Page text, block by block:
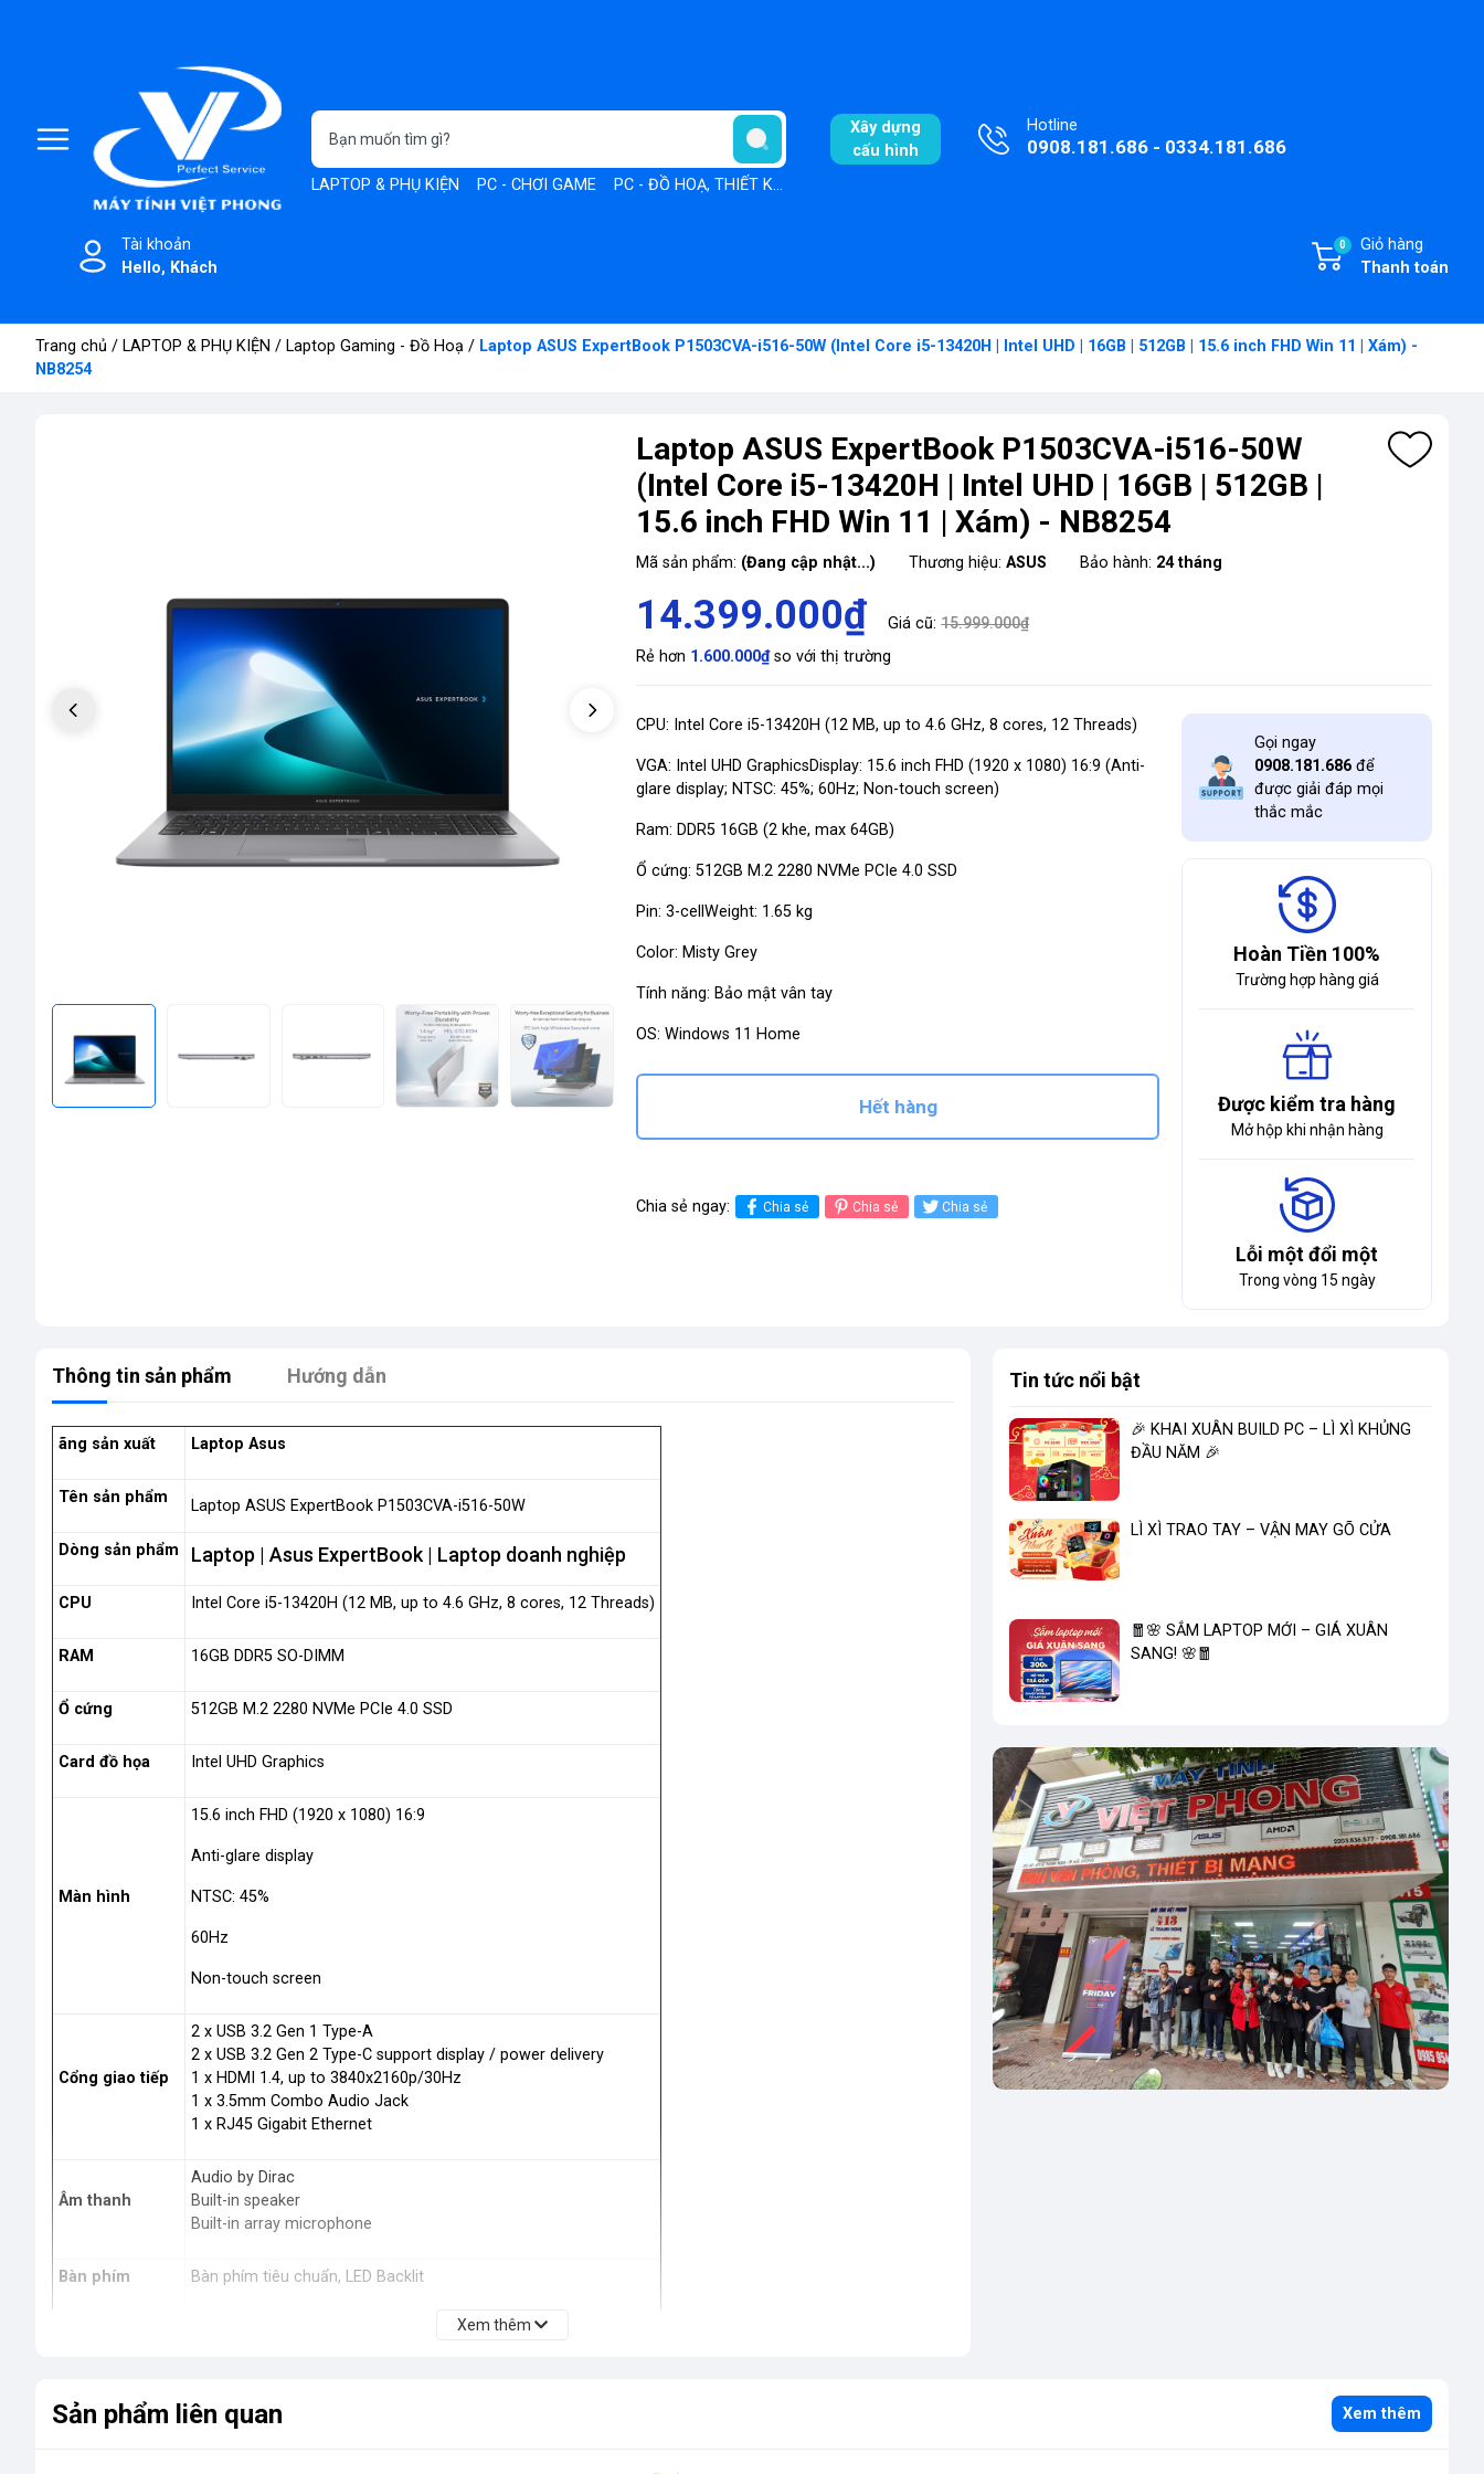
LAPTOP & PHỤ KIỆN PC - CHƠI GAME PC - ĐỒ HOẠ, THIẾT KẾ
Xây dựng
cấu hình
Hotline
0908.181.686 - 0334.181.686
Tài khoản
Hello, Khách
Giỏ hàng
Thanh toán
0
Trang chủ / LAPTOP & PHỤ KIỆN / Laptop Gaming - Đồ Hoạ / Laptop ASUS ExpertBook P1503CVA-i516-50W (Intel Core i5-13420H | Intel UHD | 16GB | 512GB | 15.6 inch FHD Win 11 | Xám) -
NB8254
Laptop ASUS ExpertBook P1503CVA-i516-50W
(Intel Core i5-13420H | Intel UHD | 16GB | 512GB |
15.6 inch FHD Win 11 | Xám) - NB8254
Mã sản phẩm: (Đang cập nhật...) Thương hiệu:ASUS Bảo hành: 24 tháng
14.399.000₫ Giá cũ:15.999.000₫
Rẻ hơn 1.600.000₫so với thị trường
CPU: Intel Core i5-13420H (12 MB, up to 4.6 GHz, 8 cores, 12 Threads)
VGA: Intel UHD GraphicsDisplay: 15.6 inch FHD (1920 x 1080) 16:9 (Anti-
glare display; NTSC: 45%; 60Hz; Non-touch screen)
Ram: DDR5 16GB (2 khe, max 64GB)
Ổ cứng: 512GB M.2 2280 NVMe PCIe 4.0 SSD
Pin: 3-cellWeight: 1.65 kg
Color: Misty Grey
Tính năng: Bảo mật vân tay
OS: Windows 11 Home
Hết hàng
Chia sẻ ngay: Chia sẻ Chia sẻ Chia sẻ
Gọi ngay
0908.181.686 để
được giải đáp mọi
thắc mắc
Hoàn Tiền 100%
Trường hợp hàng giá
Được kiểm tra hàng
Mở hộp khi nhận hàng
Lỗi một đổi một
Trong vòng 15 ngày
Thông tin sản phẩm Hướng dẫn
ãng sản xuất Laptop Asus
Tên sản phẩm Laptop ASUS ExpertBook P1503CVA-i516-50W
Dòng sản phẩm Laptop | Asus ExpertBook | Laptop doanh nghiệp
CPU Intel Core i5-13420H (12 MB, up to 4.6 GHz, 8 cores, 12 Threads)
RAM 16GB DDR5 SO-DIMM
Ổ cứng 512GB M.2 2280 NVMe PCIe 4.0 SSD
Card đồ họa Intel UHD Graphics
Màn hình
15.6 inch FHD (1920 x 1080) 16:9
Anti-glare display
NTSC: 45%
60Hz
Non-touch screen
Cổng giao tiếp
2 x USB 3.2 Gen 1 Type-A
2 x USB 3.2 Gen 2 Type-C support display / power delivery
1 x HDMI 1.4, up to 3840x2160p/30Hz
1 x 3.5mm Combo Audio Jack
1 x RJ45 Gigabit Ethernet
Âm thanh
Audio by Dirac
Built-in speaker
Built-in array microphone
Bàn phím Bàn phím tiêu chuẩn, LED Backlit
Xem thêm
Tin tức nổi bật
🎉 KHAI XUÂN BUILD PC – LÌ XÌ KHỦNG
ĐẦU NĂM 🎉
LÌ XÌ TRAO TAY – VẬN MAY GÕ CỬA
🧧🌸 SẮM LAPTOP MỚI – GIÁ XUÂN
SANG! 🌸🧧
Sản phẩm liên quan Xem thêm